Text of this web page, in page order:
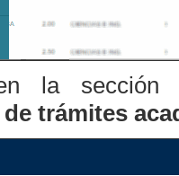
en la
trámites